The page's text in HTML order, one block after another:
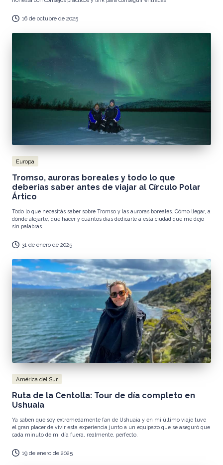
e
a
r
d
e
o
n
t
e
ni
d
o
16 de octubre de 2025
Publicada
Europa
Tromso, auroras boreales y todo lo que
deberías saber antes de viajar al Círculo Polar
Ártico
Todo lo que necesitás saber sobre Tromso y las auroras boreales. Cómo llegar, a
dónde alojarte, qué hacer y cuántos días dedicarle a esta ciudad que me dejó
sin palabras.
31 de enero de 2025
Publicada
América del Sur
Ruta de la Centolla: Tour de día completo en
Ushuaia
Ya saben que soy extremedamente fan de Ushuaia y en mi último viaje tuve
el gran placer de vivir esta experiencia junto a un equipazo que se aseguró que
cada minuto de mi día fuera, realmente, perfecto.
19 de enero de 2025